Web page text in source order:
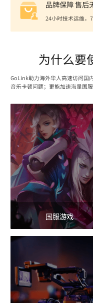
品牌保障 售后
24小时技术运维，
为什么要
GoLink助力海外华人高速访问国
音乐卡顿问题；更能加速海量国
国服游戏